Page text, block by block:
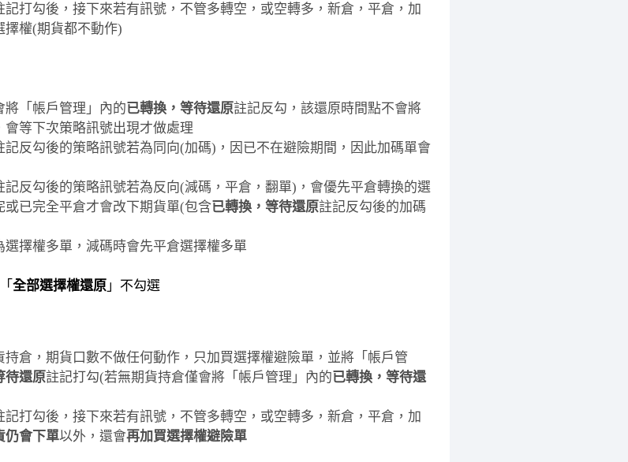
記打勾後，接下來若有訊號，不管多轉空，或空轉多，新倉，平倉，加
權(期貨都不動作)
將「帳戶管理」內的已轉換，等待還原註記反勾，該還原時間點不會將
會等下次策略訊號出現才做處理
記反勾後的策略訊號若為同向(加碼)，因已不在避險期間，因此加碼單會
記反勾後的策略訊號若為反向(減碼，平倉，翻單)，會優先平倉轉換的選
或已完全平倉才會改下期貨單(包含已轉換，等待還原註記反勾後的加碼
選擇權多單，減碼時會先平倉選擇權多單
全部選擇權還原」不勾選
持倉，期貨口數不做任何動作，只加買選擇權避險單，並將「帳戶管
待還原註記打勾(若無期貨持倉僅會將「帳戶管理」內的已轉換，等待還
記打勾後，接下來若有訊號，不管多轉空，或空轉多，新倉，平倉，加
仍會下單以外，還會再加買選擇權避險單